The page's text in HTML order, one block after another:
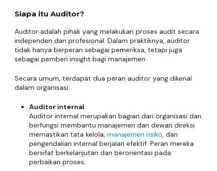
Siapa itu Auditor?
Auditor adalah pihak yang melakukan proses audit secara
independen dan profesional. Dalam praktiknya, auditor
tidak hanya berperan sebagai pemeriksa, tetapi juga
sebagai pemberi insight bagi manajemen.
Secara umum, terdapat dua peran auditor yang dikenal
dalam organisasi:
Auditor internal
Auditor internal merupakan bagian dari organisasi dan
berfungsi membantu manajemen dan dewan direksi
memastikan tata kelola, manajemen risiko, dan
pengendalian internal berjalan efektif. Peran mereka
bersifat berkelanjutan dan berorientasi pada
perbaikan proses.